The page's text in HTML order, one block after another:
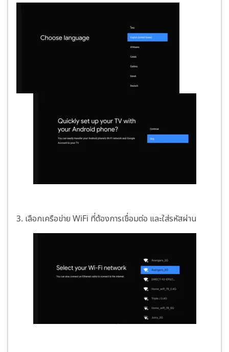
3. เลือกเครือข่าย WiFi ที่ต้องการเชื่อมต่อ และใส่รหัสผ่าน